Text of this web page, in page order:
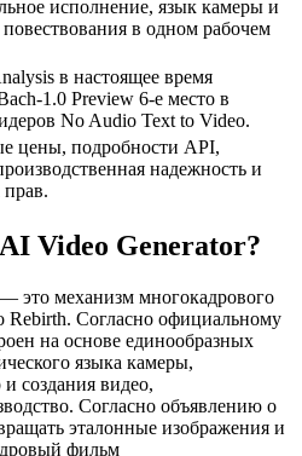
исполнение, язык камеры и
повествования в одном рабочем
в настоящее время
1.0 Preview 6-е место в
No Audio Text to Video.
цены, подробности API,
надежность и
прав.
Video Generator?
— это механизм многокадрового
Rebirth. Согласно официальному
на основе единообразных
языка камеры,
создания видео,
Согласно объявлению о
эталонные изображения и
фильм